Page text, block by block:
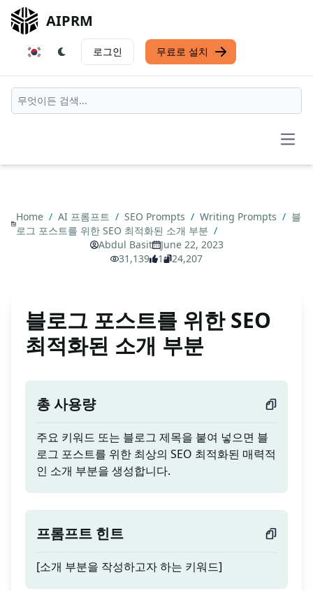
AIPRM
로그인 무료로 설치
Home / AI 프롬프트 / SEO Prompts / Writing Prompts / 블
로그 포스트를 위한 SEO 최적화된 소개 부분 /
Abdul Basit
June 22, 2023
31,139
1 24,207
블로그 포스트를 위한 SEO
최적화된 소개 부분
총 사용량
주요 키워드 또는 블로그 제목을 붙여 넣으면 블
로그 포스트를 위한 최상의 SEO 최적화된 매력적
인 소개 부분을 생성합니다.
프롬프트 힌트
[소개 부분을 작성하고자 하는 키워드]